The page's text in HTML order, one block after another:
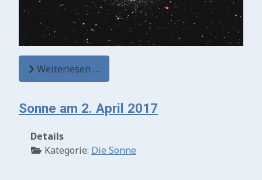
Weiterlesen …
Sonne am 2. April 2017
Details
Kategorie: Die Sonne